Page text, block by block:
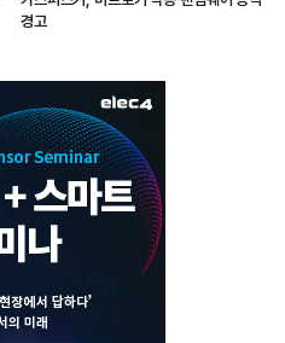
경고